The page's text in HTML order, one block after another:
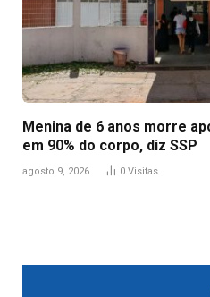
Menina de 6 anos morre
em 90% do corpo, diz SSP
agosto 9, 2026 0 Visitas